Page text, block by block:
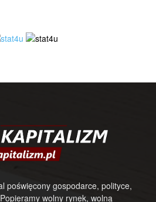
poświęcony gospodarce, polityce,
wolny rynek, wolną